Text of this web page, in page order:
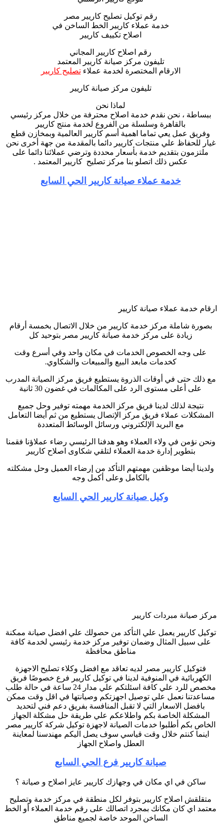
رقم توكيل تصليح كاريير مصر
خدمة عملاء كاريير الخط الساخن في
اصلاح تكييف كاريير
رقم اصلاح كاريير المجاني
تليفون مركز صيانة كاريير المعتمد
الارقام المختصرة لخدمة عملاءتصليح كاريير
تليفون مركز صيانة كاريير
لماذا نحن
ببساطة ، نحن نقدم خدمة اصلاح محترفة من خلال مركز رئيسي
بالقاهرة وسلسلة من الفروع لخدمة منتج كاريير
وفريق عمل يعي تماما اهمية أسم كاريير العالمية وبمخازن قطع
غيار للحفاظ علي منتجات كاريير دائما بالمقدمة من جهة أخرى نحن
ملتزمون بتقديم خدمة بأسعار محددة وترضي عملائنا دائما على
عكس ذلك اتصلو بنا مركز تصليح كاريير المعتمد .
خدمة عملاء صيانة كاريير الحي السابع
ارقام خدمة عملاء صيانة كاريير
بصورة شاملة مركز خدمة كاريير من خلال الاتصال بخمسة أرقام
زيادة على مركز خدمة صيانة كاريير مصر بتوحيد كل
على وجه الخصوص الخدمات في مكان واحد وفي أسرع وقت
كخدمات مابعد البيع والمبيعات والشكاوي.
مع ذلك حتى في أوقات الذروة يستطيع فريق مركز الصيانة المدرب
على أعلى مستوى الرد على المكالمات في غضون 30 ثانية
نتيجة لذلك لدينا فريق مركز الخدمة مهمته توفير وحل جميع
المشكلات عملاء فريق مركز الإتصال يستطيع من ثم أيضا التعامل
مع البريد الإلكتروني ورسائل الوسائط المتعددة
ونحن نؤمن في ولاء العملاء وهو هدفنا الرئيسي رضاء عملاؤنا فقمنا
بتطوير إدارة خدمة العملاء لتلقي شكاوى اصلاح كاريير
ولدينا أيضا موظفين مهمتهم التأكد من إرضاء العميل وحل مشكلته
بالكامل وعلى أكمل وجه
وكيل صيانة كاريير الحي السابع
مركز صيانة مبردات كاريير
توكيل كاريير يعمل علي التأكد من حصولك علي افضل صيانة ممكنة
على سبيل المثال وضمان توفير مركز خدمة رئيسي لخدمة كافة
مناطق محافظة
فتوكيل كاريير مصر لديه تعاقد مع افضل وكلاء تصليح الاجهزة
الكهربائية في المنوفية لدينا في توكيل كاريير فرع خصوصًا فريق
مخصص للرد علي كافة اسئلتكم علي مدار 24 ساعة في حالة طلب
مساعدتنا نعمل علي توصيل اجهزتكم وصيانتها في اقل وقت ممكن
بافضل الاسعار التي لا تقبل المنافسة بفريق دعم فني لتحديد
المشكلة الخاصة بكم واطلاعكم علي طريقة حل مشكلة الجهاز
الخاص بكم أطلبوا خدمات الصيانة لاجهزة توكيل شركة كاريير مصر
اينما كنتم خلال وقت قياسي سوف يصل اليكم مهندسنا لمعاينة
العطل واصلاح الجهاز
صيانة كاريير فرع الحي السابع
ساكن في اي مكان في وجهازك كاريير عايز اصلاح و صيانة ؟
متقلقش اصلاح كاريير بتوفر لكل منطقة في مركز خدمة وتصليح
معتمد اي كان مكانك بمجرد اتصالك على رقم خدمة العملاء أو الخط
الساخن الموحد خاصة لجميع مناطق